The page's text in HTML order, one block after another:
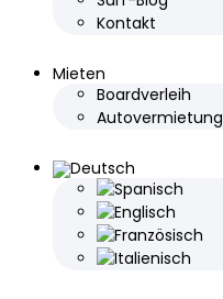
Kontakt
Mieten
Boardverleih
Autovermietung